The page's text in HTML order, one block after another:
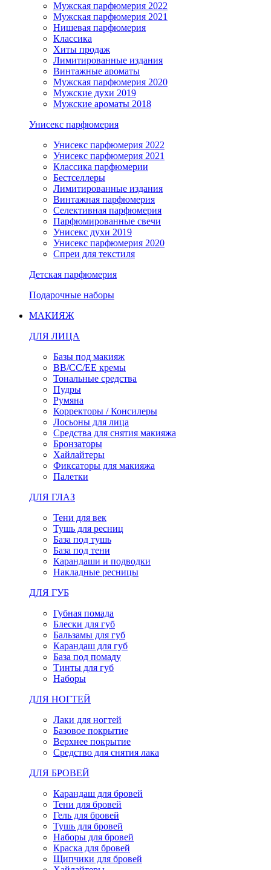
Мужская парфюмерия 2022
Мужская парфюмерия 2021
Нишевая парфюмерия
Классика
Хиты продаж
Лимитированные издания
Винтажные ароматы
Мужская парфюмерия 2020
Мужские духи 2019
Мужские ароматы 2018
Унисекс парфюмерия
Унисекс парфюмерия 2022
Унисекс парфюмерия 2021
Классика парфюмерии
Бестселлеры
Лимитированные издания
Винтажная парфюмерия
Селективная парфюмерия
Парфюмированные свечи
Унисекс духи 2019
Унисекс парфюмерия 2020
Спреи для текстиля
Детская парфюмерия
Подарочные наборы
МАКИЯЖ
ДЛЯ ЛИЦА
Базы под макияж
BB/CC/EE кремы
Тональные средства
Пудры
Румяна
Корректоры / Консилеры
Лосьоны для лица
Средства для снятия макияжа
Бронзаторы
Хайлайтеры
Фиксаторы для макияжа
Палетки
ДЛЯ ГЛАЗ
Тени для век
Тушь для ресниц
База под тушь
База под тени
Карандаши и подводки
Накладные ресницы
ДЛЯ ГУБ
Губная помада
Блески для губ
Бальзамы для губ
Карандаш для губ
База под помаду
Тинты для губ
Наборы
ДЛЯ НОГТЕЙ
Лаки для ногтей
Базовое покрытие
Верхнее покрытие
Средство для снятия лака
ДЛЯ БРОВЕЙ
Карандаш для бровей
Тени для бровей
Гель для бровей
Тушь для бровей
Наборы для бровей
Краска для бровей
Щипчики для бровей